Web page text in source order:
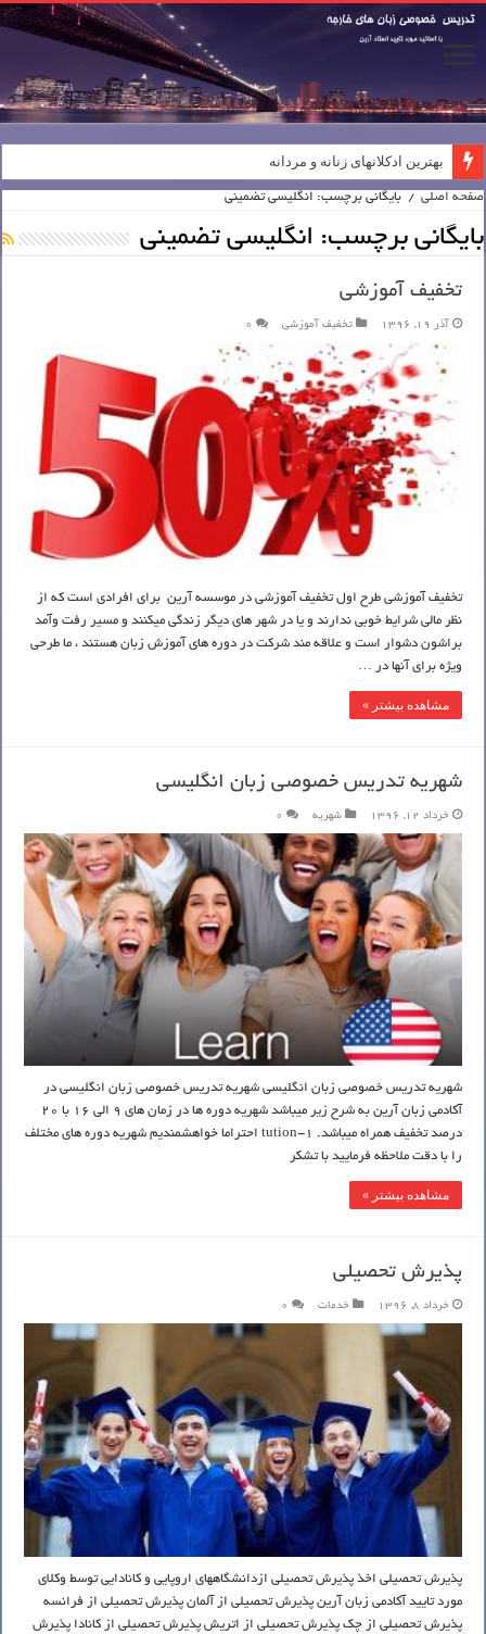
بهترین ادکلانهای زنانه و مردانه
صفحه اصلی / بایگانی برچسب: انگلیسی تضمینی
بایگانی برچسب: انگلیسی تضمینی
تخفیف آموزشی
آذر 19, 1396 تخفیف آموزشی 0
تخفیف آموزشی طرح اول تخفیف آموزشی در موسسه آرین برای افرادی است که از
نظر مالی شرایط خوبی ندارند و یا در شهر های دیگر زندگی میکنند و مسیر رفت وآمد
براشون دشوار است و علاقه مند شرکت در دوره های آموزش زبان هستند ، ما طرحی
ویژه برای آنها در …
مشاهده بیشتر »
شهریه تدریس خصوصی زبان انگلیسی
خرداد 12, 1396 شهریه 0
شهریه تدریس خصوصی زبان انگلیسی شهریه تدریس خصوصی زبان انگلیسی در
آکادمی زبان آرین به شرح زیر میباشد شهریه دوره ها در زمان های 9 الی 16 با 20
درصد تخفیف همراه میباشد. tution-1 احتراما خواهشمندیم شهریه دوره های مختلف
را با دقت ملاحظه فرمایید با تشکر
مشاهده بیشتر »
پذیرش تحصیلی
خرداد 8, 1396 خدمات 0
پذیرش تحصیلی اخذ پذیرش تحصیلی ازدانشگاههای اروپایی و کانادایی توسط وکلای
مورد تایید آکادمی زبان آرین پذیرش تحصیلی از آلمان پذیرش تحصیلی از فرانسه
پذیرش تحصیلی از چک پذیرش تحصیلی از اتریش پذیرش تحصیلی از کانادا پذیرش